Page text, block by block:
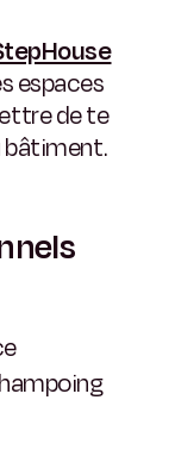
espaces
de te
bâtiment.